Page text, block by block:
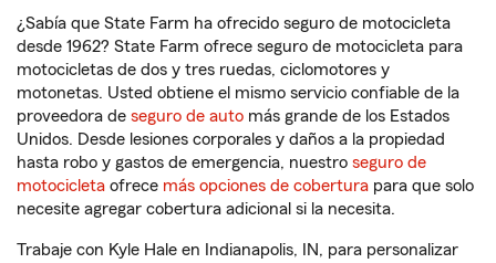
¿Sabía que State Farm ha ofrecido seguro de motocicleta
desde 1962? State Farm ofrece seguro de motocicleta para
motocicletas de dos y tres ruedas, ciclomotores y
motonetas. Usted obtiene el mismo servicio confiable de la
proveedora de seguro de auto más grande de los Estados
Unidos. Desde lesiones corporales y daños a la propiedad
hasta robo y gastos de emergencia, nuestro seguro de
motocicleta ofrece más opciones de cobertura para que solo
necesite agregar cobertura adicional si la necesita.
Trabaje con Kyle Hale en Indianapolis, IN, para personalizar